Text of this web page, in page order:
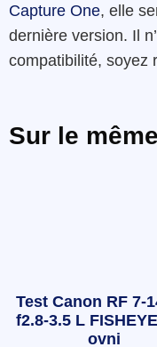
Capture One, elle
dernière version. Il
compatibilité, soyez
Sur le
Test Canon RF 7-
f2.8-3.5 L
ovni